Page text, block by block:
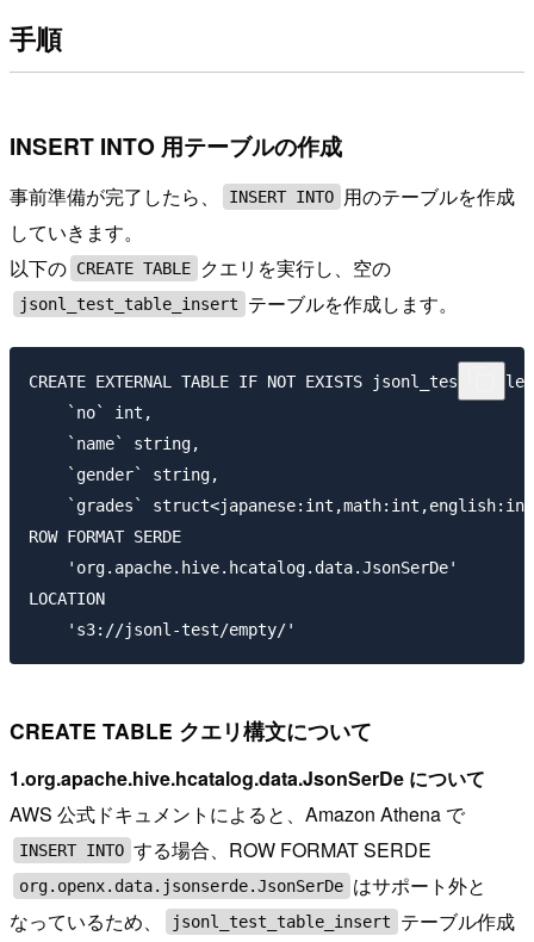
手順
INSERT INTO 用テーブルの作成
事前準備が完了したら、 INSERT INTO 用のテーブルを作成
していきます。
以下の CREATE TABLE クエリを実行し、空の
jsonl_test_table_insert テーブルを作成します。
CREATE EXTERNAL TABLE IF NOT EXISTS
    `no` int,
    `name` string,
    `gender` string,
`grades`
ROW FORMAT SERDE
    'org.apache.hive.hcatalog.data.JsonSerDe'
LOCATION
CREATE TABLE クエリ構文について
1.org.apache.hive.hcatalog.data.JsonSerDe について
AWS 公式ドキュメントによると、Amazon Athena で
INSERT INTO する場合、ROW FORMAT SERDE
org.openx.data.jsonserde.JsonSerDe はサポート外と
なっているため、
jsonl_test_table_insert テーブル作成